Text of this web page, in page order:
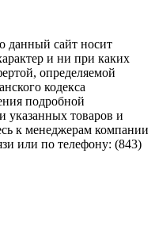
данный сайт носит
и ни при каких
определяемой
кодекса
подробной
указанных товаров и
к менеджерам компании
или по телефону: (843)